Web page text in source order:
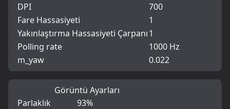
DPI
700
Fare Hassasiyeti
1
Yakınlaştırma Hassasiyeti Çarpanı1
Polling rate
1000 Hz
m_yaw
0.022
Görüntü Ayarları
Parlaklık
93%